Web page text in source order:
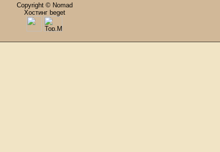
Copyright © Nomad
Хостинг beget